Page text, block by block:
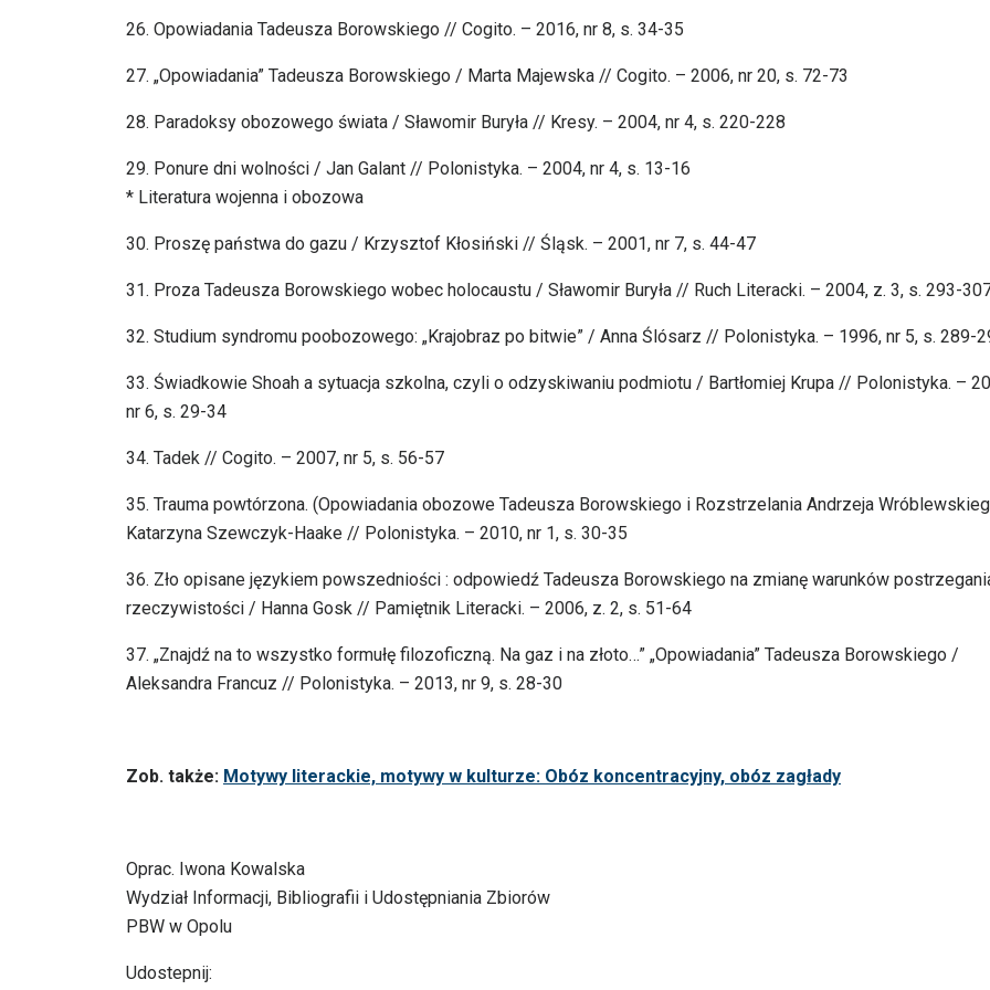
26. Opowiadania Tadeusza Borowskiego // Cogito. – 2016, nr 8, s. 34-35
27. „Opowiadania” Tadeusza Borowskiego / Marta Majewska // Cogito. – 2006, nr 20, s. 72-73
28. Paradoksy obozowego świata / Sławomir Buryła // Kresy. – 2004, nr 4, s. 220-228
29. Ponure dni wolności / Jan Galant // Polonistyka. – 2004, nr 4, s. 13-16
* Literatura wojenna i obozowa
30. Proszę państwa do gazu / Krzysztof Kłosiński // Śląsk. – 2001, nr 7, s. 44-47
31. Proza Tadeusza Borowskiego wobec holocaustu / Sławomir Buryła // Ruch Literacki. – 2004, z. 3, s. 293-
32. Studium syndromu poobozowego: „Krajobraz po bitwie” / Anna Ślósarz // Polonistyka. – 1996, nr 5, s. 289-
33. Świadkowie Shoah a sytuacja szkolna, czyli o odzyskiwaniu podmiotu / Bartłomiej Krupa // Polonistyka. –
nr 6, s. 29-34
34. Tadek // Cogito. – 2007, nr 5, s. 56-57
35. Trauma powtórzona. (Opowiadania obozowe Tadeusza Borowskiego i Rozstrzelania Andrzeja
Katarzyna Szewczyk-Haake // Polonistyka. – 2010, nr 1, s. 30-35
36. Zło opisane językiem powszedniości : odpowiedź Tadeusza Borowskiego na zmianę warunków
rzeczywistości / Hanna Gosk // Pamiętnik Literacki. – 2006, z. 2, s. 51-64
37. „Znajdź na to wszystko formułę filozoficzną. Na gaz i na złoto…” „Opowiadania” Tadeusza Borowskiego /
Aleksandra Francuz // Polonistyka. – 2013, nr 9, s. 28-30
Zob. także: Motywy literackie, motywy w kulturze: Obóz koncentracyjny, obóz zagłady
Oprac. Iwona Kowalska
Wydział Informacji, Bibliografii i Udostępniania Zbiorów
PBW w Opolu
Udostepnij: